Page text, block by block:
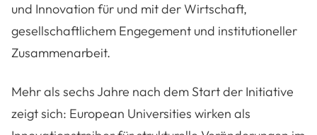
und Innovation für und mit der Wirtschaft,
gesellschaftlichem Engegement und institutioneller
Zusammenarbeit.
Mehr als sechs Jahre nach dem Start der Initiative
zeigt sich: European Universities wirken als